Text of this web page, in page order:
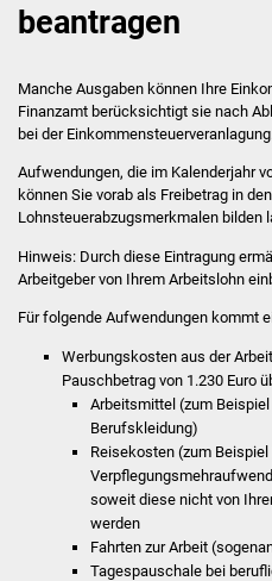
beantragen
Manche Ausgaben können Ihre
Finanzamt berücksichtigt sie nach
bei der Einkommensteuerveranlagung.
Aufwendungen, die im Kalenderjahr
können Sie vorab als Freibetrag in
Lohnsteuerabzugsmerkmalen bilden
Hinweis:Durch diese Eintragung
Arbeitgeber von Ihrem Arbeitslohn
Für folgende Aufwendungen kommt
Werbungskosten aus der
Pauschbetrag von 1.230 Euro
Arbeitsmittel (zum
Berufskleidung)
Reisekosten (zum
soweit diese nicht von
werden
Fahrten zur Arbeit
Tagespauschale bei